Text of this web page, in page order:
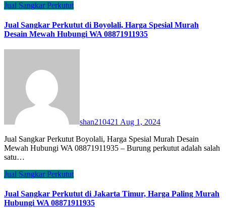
Jual Sangkar Perkutut
Jual Sangkar Perkutut di Boyolali, Harga Spesial Murah
Desain Mewah Hubungi WA 08871911935
shan210421 Aug 1, 2024
Jual Sangkar Perkutut Boyolali, Harga Spesial Murah Desain
Mewah Hubungi WA 08871911935 – Burung perkutut adalah salah
satu…
Jual Sangkar Perkutut
Jual Sangkar Perkutut di Jakarta Timur, Harga Paling Murah
Hubungi WA 08871911935